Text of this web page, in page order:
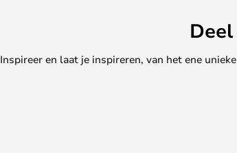
Inspireer en laat je inspireren, van het ene